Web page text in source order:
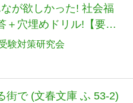
が欲しかった! 社会福
＋穴埋めドリル!【要点
予想問題／赤チェック
みんなが欲しかったシ
験対策研究会
街で (文春文庫 ふ 53-2)